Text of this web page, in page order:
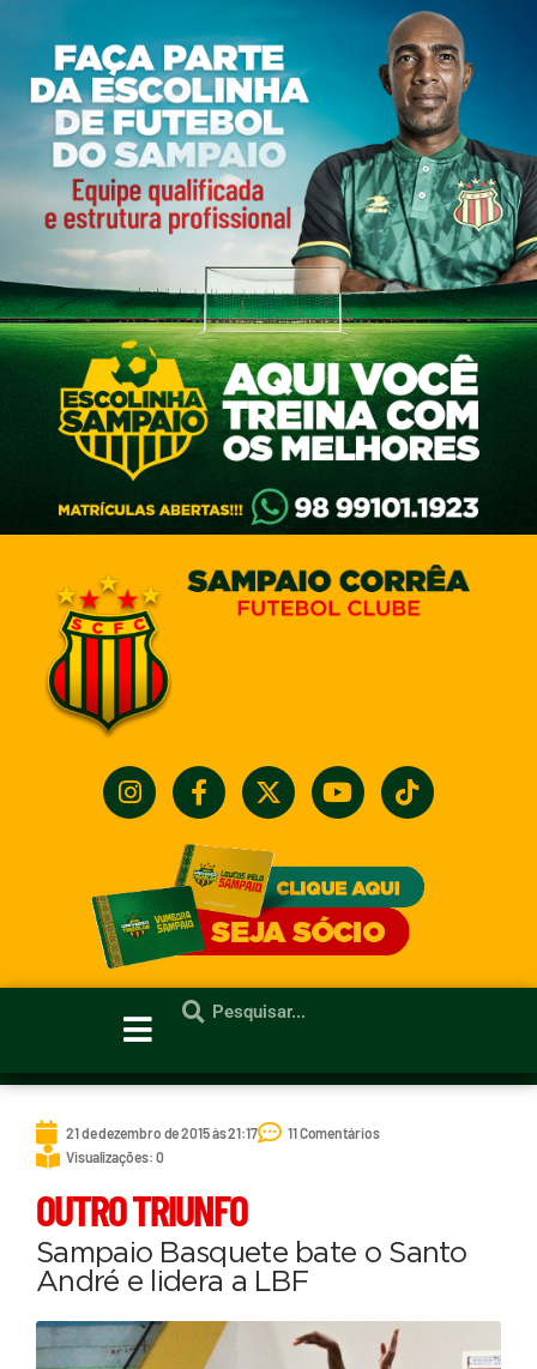
21 de dezembro de 2015 às 21:17
11 Comentários
Visualizações: 0
OUTRO TRIUNFO
Sampaio Basquete bate o Santo
André e lidera a LBF